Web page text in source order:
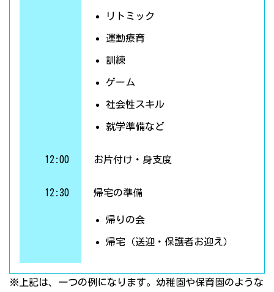
リトミック
運動療育
訓練
ゲーム
社会性スキル
就学準備など
12:00 お片付け・身支度
12:30 帰宅の準備
帰りの会
帰宅（送迎・保護者お迎え）
※上記は、一つの例になります。幼稚園や保育園のような